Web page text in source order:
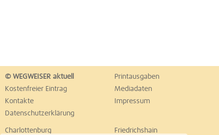
© WEGWEISER aktuell
Printausgaben
Kostenfreier Eintrag
Mediadaten
Kontakte
Impressum
Datenschutzerklärung
Charlottenburg
Friedrichshain